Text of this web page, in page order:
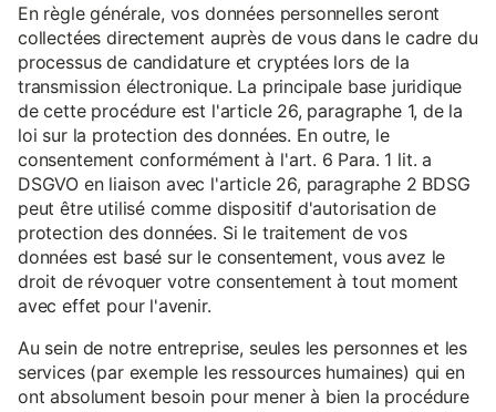
En règle générale, vos données personnelles seront
collectées directement auprès de vous dans le cadre du
processus de candidature et cryptées lors de la
transmission électronique. La principale base juridique
de cette procédure est l'article 26, paragraphe 1, de la
loi sur la protection des données. En outre, le
consentement conformément à l'art. 6 Para. 1 lit. a
DSGVO en liaison avec l'article 26, paragraphe 2 BDSG
peut être utilisé comme dispositif d'autorisation de
protection des données. Si le traitement de vos
données est basé sur le consentement, vous avez le
droit de révoquer votre consentement à tout moment
avec effet pour l'avenir.
Au sein de notre entreprise, seules les personnes et les
services (par exemple les ressources humaines) qui en
ont absolument besoin pour mener à bien la procédure